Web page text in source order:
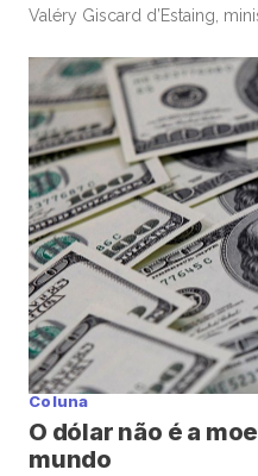
Valéry Giscard d’Estaing,
Unidos de financiar déficits
assim, ser premiado com
mundo […]
Coluna
O dólar não é a
mundo